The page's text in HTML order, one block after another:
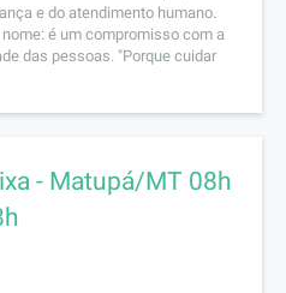
e do atendimento humano.
é um compromisso com a
das pessoas. "Porque cuidar
- Matupá/MT 08h